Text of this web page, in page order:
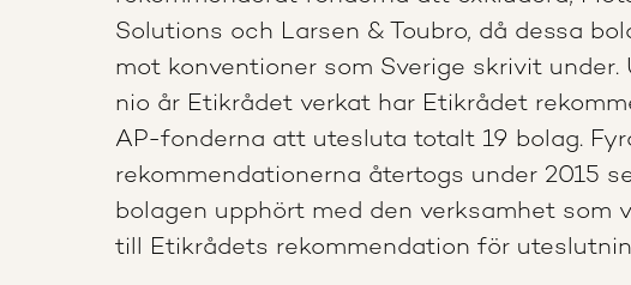
Solutions och Larsen & Toubro, då dessa
mot konventioner som Sverige skrivit under.
nio år Etikrådet verkat har Etikrådet
AP-fonderna att utesluta totalt 19 bolag.
rekommendationerna återtogs under 2015
bolagen upphört med den verksamhet som
till Etikrådets rekommendation för